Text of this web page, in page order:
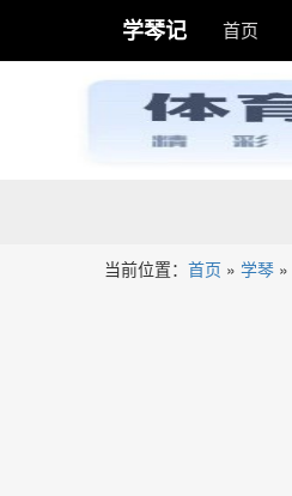
学琴记 首页
当前位置： 首页 » 学琴 »